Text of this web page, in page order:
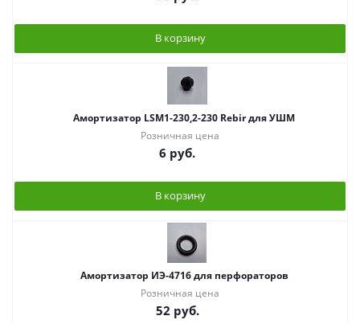
В корзину
Амортизатор LSM1-230,2-230 Rebir для УШМ
Розничная цена
6 руб.
В корзину
Амортизатор ИЭ-4716 для перфораторов
Розничная цена
52 руб.